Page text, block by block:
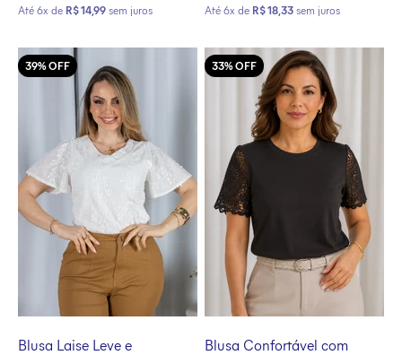
Até 6x de R$ 14,99 sem juros Até 6x de R$ 18,33 sem juros
39% OFF
Blusa Laise Leve e
33% OFF
Blusa Confortável com